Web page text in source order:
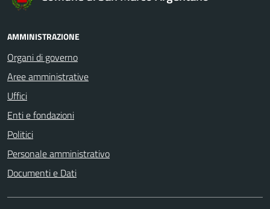
AMMINISTRAZIONE
Organi di governo
Aree amministrative
Uffici
Enti e fondazioni
Politici
Personale amministrativo
Documenti e Dati